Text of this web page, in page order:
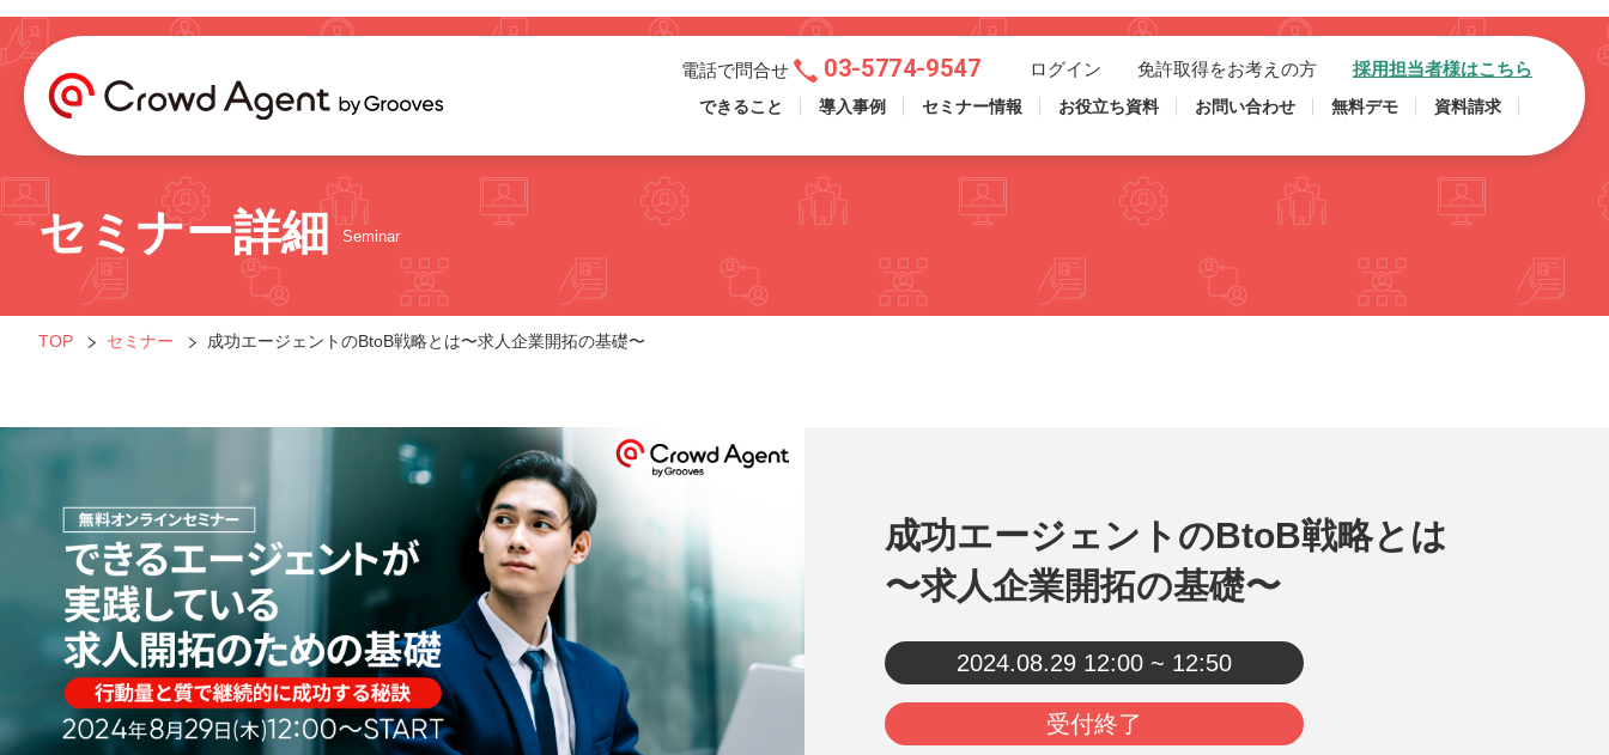
電話で問合せ 03-5774-9547 ログイン 免許取得をお考えの方 採用担当者様はこちら
できること 導入事例 セミナー情報 お役立ち資料 お問い合わせ 無料デモ 資料請求
セミナー詳細Seminar
TOP セミナー 成功エージェントのBtoB戦略とは〜求人企業開拓の基礎〜
成功エージェントのBtoB戦略とは
〜求人企業開拓の基礎〜
2024.08.29 12:00 ~ 12:50
受付終了